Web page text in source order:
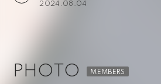
2024.08.04
PHOTO